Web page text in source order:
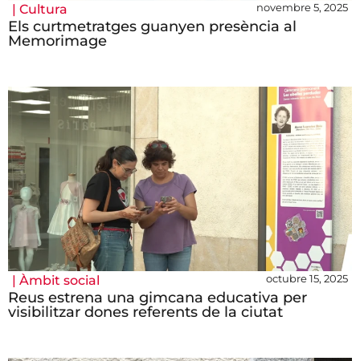
| Cultura novembre 5, 2025
Els curtmetratges guanyen presència al
Memorimage
| Àmbit social octubre 15, 2025
Reus estrena una gimcana educativa per
visibilitzar dones referents de la ciutat